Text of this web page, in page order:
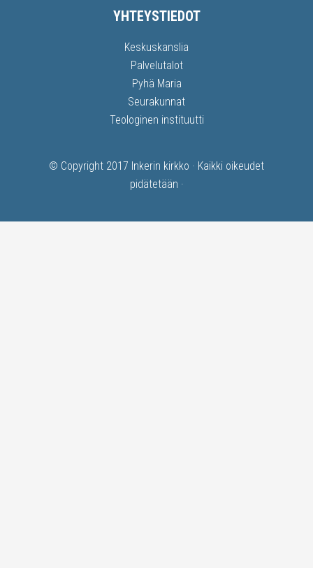
YHTEYSTIEDOT
Keskuskanslia
Palvelutalot
Pyhä Maria
Seurakunnat
Teologinen instituutti
© Copyright 2017 Inkerin kirkko · Kaikki oikeudet
pidätetään ·